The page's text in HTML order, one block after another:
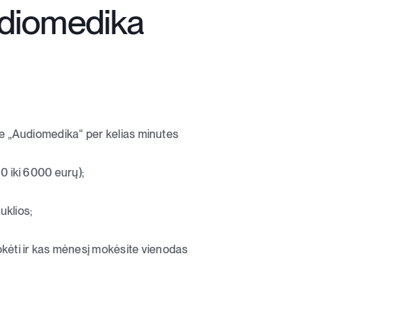
per kelias minutes
iki 6000 eurų);
ir kas mėnesį mokėsite vienodas